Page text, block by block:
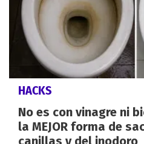
HACKS
No es con vinagre ni
la MEJOR forma de
canillas y del inodoro